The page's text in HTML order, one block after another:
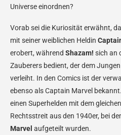
Universe einordnen?
Vorab sei die Kuriosität erwähnt,
mit seiner weiblichen Heldin
erobert, während Shazam! sich an
Zauberers bedient, der dem
verleiht. In den Comics ist der
ebenso als Captain Marvel
einen Superhelden mit dem
Rechtsstreit aus den 1940er, bei
Marvel aufgeteilt wurden.